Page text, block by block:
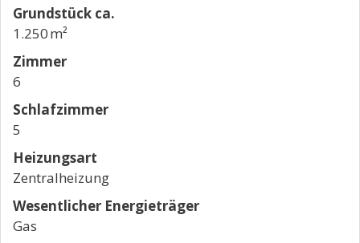
Grund­stück ca.
1.250 m²
Zimmer
6
Schlafzimmer
5
Heizungsart
Zentralheizung
Wesentlicher Energieträger
Gas